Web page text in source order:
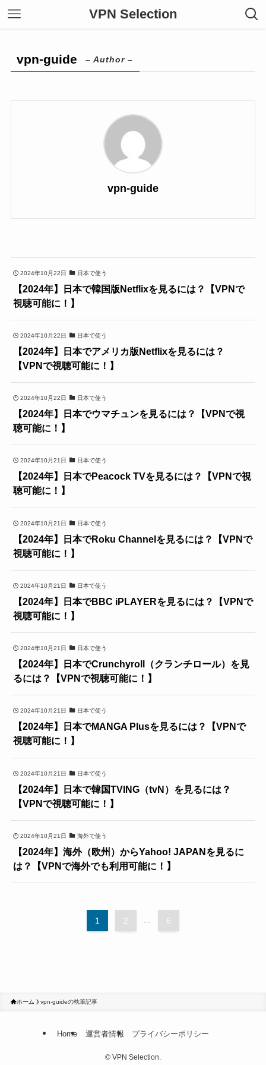
VPN Selection
vpn-guide – Author –
vpn-guide
2024年10月22日 日本で使う
【2024年】日本で韓国版Netflixを見るには？【VPNで
視聴可能に！】
2024年10月22日 日本で使う
【2024年】日本でアメリカ版Netflixを見るには？
【VPNで視聴可能に！】
2024年10月22日 日本で使う
【2024年】日本でウマチュンを見るには？【VPNで視
聴可能に！】
2024年10月21日 日本で使う
【2024年】日本でPeacock TVを見るには？【VPNで視
聴可能に！】
2024年10月21日 日本で使う
【2024年】日本でRoku Channelを見るには？【VPNで
視聴可能に！】
2024年10月21日 日本で使う
【2024年】日本でBBC iPLAYERを見るには？【VPNで
視聴可能に！】
2024年10月21日 日本で使う
【2024年】日本でCrunchyroll（クランチロール）を見
るには？【VPNで視聴可能に！】
2024年10月21日 日本で使う
【2024年】日本でMANGA Plusを見るには？【VPNで
視聴可能に！】
2024年10月21日 日本で使う
【2024年】日本で韓国TVING（tvN）を見るには？
【VPNで視聴可能に！】
2024年10月21日 海外で使う
【2024年】海外（欧州）からYahoo! JAPANを見るに
は？【VPNで海外でも利用可能に！】
1 2 ... 6
ホーム vpn-guideの執筆記事
Home 運営者情報 プライバシーポリシー
© VPN Selection.